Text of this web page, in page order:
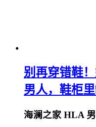
别再穿错鞋
男人，鞋柜
海澜之家 HLA